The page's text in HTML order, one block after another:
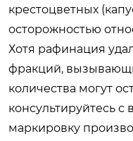
крестоцветных
осторожностью
Хотя рафинация
фракций,
количества могут
консультируйтесь с
маркировку